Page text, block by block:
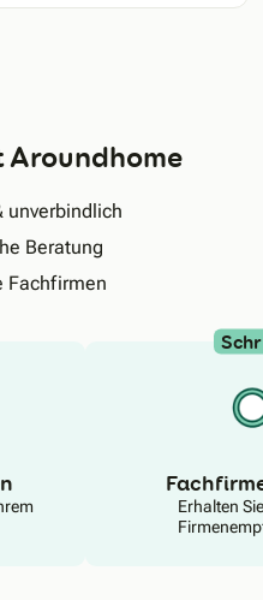
unverbindlich
Beratung
Fachfirmen
Erhalten